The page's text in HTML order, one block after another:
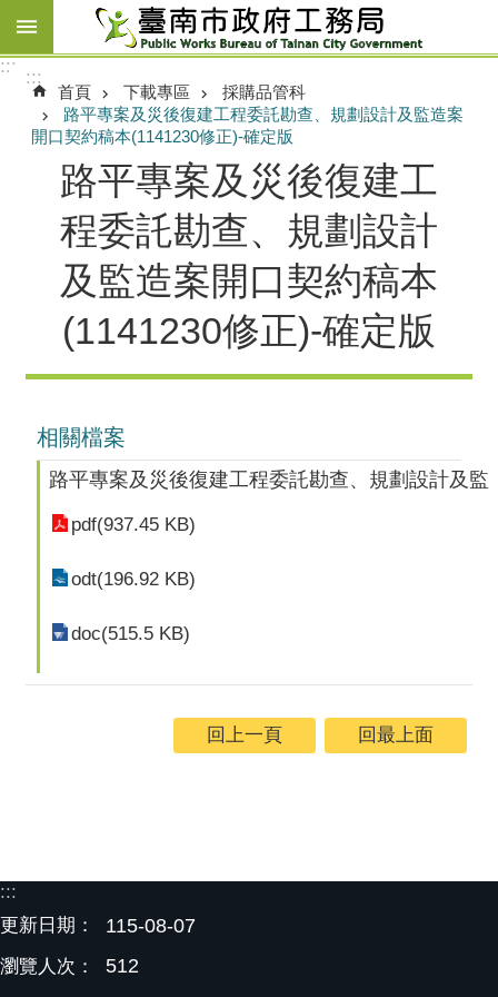
跳到主要內容區塊
:::
:::
首頁 下載專區
採購品管科
路平專案及災後復建工程委託勘查、規劃設計及監造案
開口契約稿本(1141230修正)-確定版
路平專案及災後復建工
程委託勘查、規劃設計
及監造案開口契約稿本
(1141230修正)-確定版
相關檔案
路平專案及災後復建工程委託勘查、規劃設計及
pdf(937.45 KB)
odt(196.92 KB)
doc(515.5 KB)
回上一頁 回最上面
:::
更新日期：
115-08-07
瀏覽人次： 512